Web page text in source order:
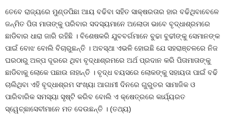
ତେବେ ରାଜ୍ୟରେ ମୁଣ୍ଡପିଛା ଆୟ ବଢିବା ସହିତ ସାକ୍ଷରତାର ହାର ବଢିଥିବାବେଳେ
ଜନ୍ମିତ ପିତା ମାତାଙ୍କୁ ପରିବାର ସଦସ୍ୟମାନେ ଅଲୋଡା ଭାବେ ବୃଦ୍ଧାଶ୍ରମରେ
ଛାଡିବାର ଧାରା ଜାରି ରହିଛି । ବିଶେଷକରି ଯୁବବର୍ଗମାନେ ବୁଢା ବୁଢୀଙ୍କୁ ସେମାନଙ୍କ
ପାଇଁ ବୋଝ ବୋଲି ବିଚାରୁଛନ୍ତି । ଅବସ୍ଥା ଏଭଳି ହୋଇଛି ଯେ ସହରାଞ୍ଚଳରେ ନିଜ
ଘରଠାରୁ ଅଳ୍ପ ଦୂରରେ ଥିବା ବୃଦ୍ଧାଶ୍ରମରେ ଅର୍ଥ ପ୍ରଦାନ କରି ପିତାମାତାଙ୍କୁ
ଛାଡିବାକୁ ଲୋକେ ପଛାଉ ନାହାନ୍ତି । ବୃଦ୍ଧ ବୟସରେ ଲୋକଙ୍କୁ ସହାୟତା ପାଇଁ ବଢି
ଚାଲିଥିବା ଏହି ବୃଦ୍ଧାଶ୍ରମ ସଂଖ୍ୟା ଆଗାମୀ ଦିନରେ ଗୁରୁତର ସାମାଜିକ ଓ
ପାରିବାରିକ ସମସ୍ୟା ସୃଷ୍ଟି କରିବ ବୋଲି ଏ କ୍ଷେତ୍ରରେ କାର୍ଯ୍ୟରତ
ସ୍ୱେଚ୍ଛାସେବୀମାନେ ମତ ଦେଉଛନ୍ତି । (ତଥ୍ୟ)